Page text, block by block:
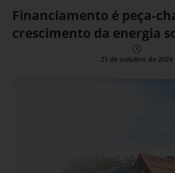
Financiamento é peça-
crescimento da energia
21 de outubro de 2024